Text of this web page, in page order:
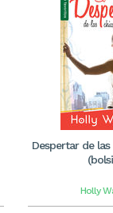
Despertar de
Holly